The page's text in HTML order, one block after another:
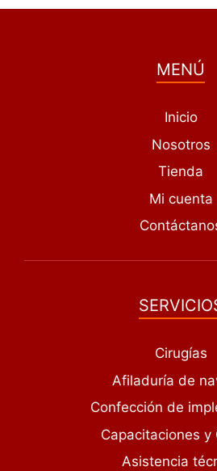
MENÚ
Inicio
Nosotros
Tienda
Mi cuenta
Cirugías
Afiladuría de
Confección de
Capacitaciones y
Asistencia